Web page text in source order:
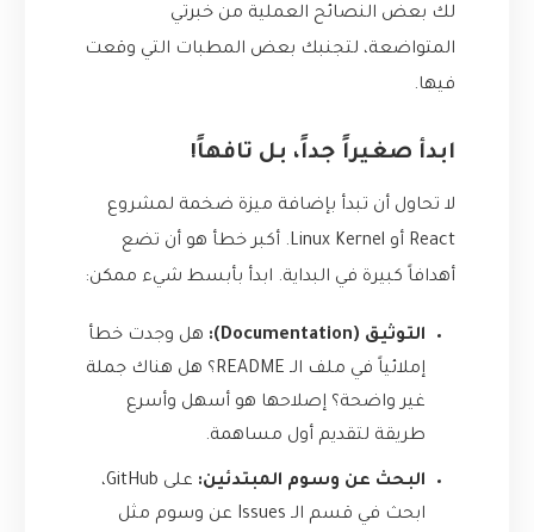
لك بعض النصائح العملية من خبرتي
المتواضعة، لتجنبك بعض المطبات التي وقعت
فيها.
ابدأ صغيراً جداً، بل تافهاً!
لا تحاول أن تبدأ بإضافة ميزة ضخمة لمشروع
React أو Linux Kernel. أكبر خطأ هو أن تضع
أهدافاً كبيرة في البداية. ابدأ بأبسط شيء ممكن:
التوثيق (Documentation):
هل وجدت خطأ
إملائياً في ملف الـ README؟ هل هناك جملة
غير واضحة؟ إصلاحها هو أسهل وأسرع
طريقة لتقديم أول مساهمة.
البحث عن وسوم المبتدئين:
على GitHub،
ابحث في قسم الـ Issues عن وسوم مثل